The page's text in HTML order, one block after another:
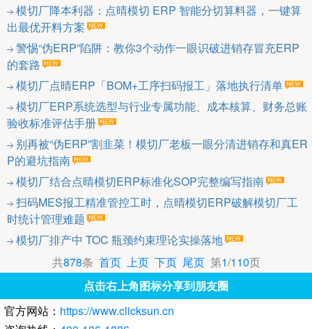
模切厂降本利器：点晴模切 ERP 智能分切算料器，一键算
出最优开料方案
警惕“伪ERP”陷阱：教你3个动作一眼识破进销存冒充ERP
的套路
模切厂点晴ERP「BOM+工序扫码报工」落地执行清单
模切厂ERP系统选型与行业专属功能、成本核算、财务总账
验收标准评估手册
别再被“伪ERP”割韭菜！模切厂老板一眼分清进销存和真ER
P的避坑指南
模切厂结合点晴模切ERP标准化SOP完整编写指南
扫码MES报工精准管控工时，点晴模切ERP破解模切厂工
时统计管理难题
模切厂排产中 TOC 瓶颈约束理论实操落地
共878条 首页 上页 下页 尾页第1/110页
点击右上角图标分享到朋友圈
官方网站： https://www.clicksun.cn